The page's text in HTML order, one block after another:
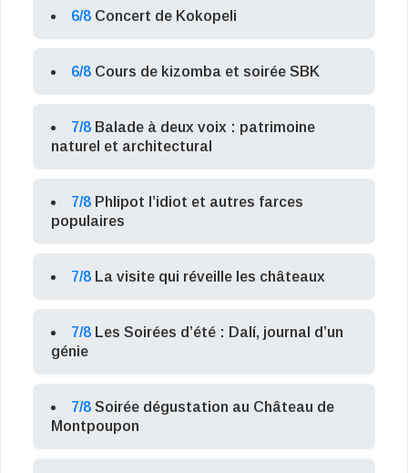
6/8 Concert de Kokopeli
6/8 Cours de kizomba et soirée SBK
7/8 Balade à deux voix : patrimoine
naturel et architectural
7/8 Phlipot l’idiot et autres farces
populaires
7/8 La visite qui réveille les châteaux
7/8 Les Soirées d’été : Dalí, journal d’un
génie
7/8 Soirée dégustation au Château de
Montpoupon